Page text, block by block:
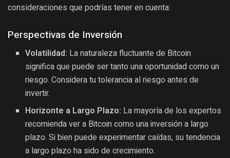
consideraciones que podrías tener en cuenta:
Perspectivas de Inversión
Volatilidad: La naturaleza fluctuante de Bitcoin
significa que puede ser tanto una oportunidad como un
riesgo. Considera tu tolerancia al riesgo antes de
invertir.
Horizonte a Largo Plazo: La mayoría de los expertos
recomienda ver a Bitcoin como una inversión a largo
plazo. Si bien puede experimentar caídas, su tendencia
a largo plazo ha sido de crecimiento.